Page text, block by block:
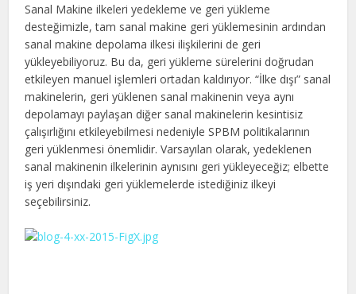
Sanal Makine ilkeleri yedekleme ve geri yükleme
desteğimizle, tam sanal makine geri yüklemesinin ardından
sanal makine depolama ilkesi ilişkilerini de geri
yükleyebiliyoruz. Bu da, geri yükleme sürelerini doğrudan
etkileyen manuel işlemleri ortadan kaldırıyor. “İlke dışı” sanal
makinelerin, geri yüklenen sanal makinenin veya aynı
depolamayı paylaşan diğer sanal makinelerin kesintisiz
çalışırlığını etkileyebilmesi nedeniyle SPBM politikalarının
geri yüklenmesi önemlidir. Varsayılan olarak, yedeklenen
sanal makinenin ilkelerinin aynısını geri yükleyeceğiz; elbette
iş yeri dışındaki geri yüklemelerde istediğiniz ilkeyi
seçebilirsiniz.